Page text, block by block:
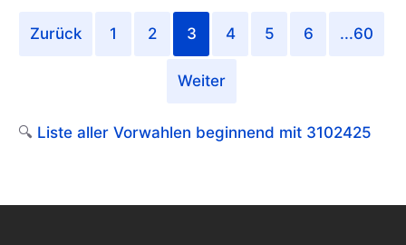
Zurück 1 2 3 4 5 6 ...60
Weiter
🔍 Liste aller Vorwahlen beginnend mit 3102425